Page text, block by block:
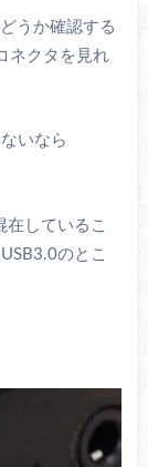
うか確認する
ネクタを見れ
いなら
在しているこ
のとこ